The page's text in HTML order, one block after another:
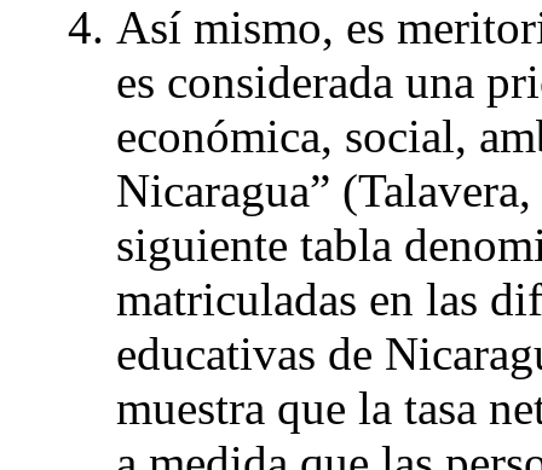
Así mismo, es
es considerada una
económica, social,
Nicaragua”
siguiente tabla
matriculadas en las
educativas de
muestra que la tasa